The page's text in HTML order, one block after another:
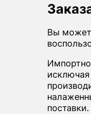
Вы
поставки.